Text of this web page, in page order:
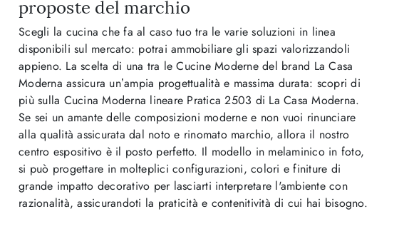
proposte del marchio
Scegli la cucina che fa al caso tuo tra le varie soluzioni in linea
disponibili sul mercato: potrai ammobiliare gli spazi valorizzandoli
appieno. La scelta di una tra le Cucine Moderne del brand La Casa
Moderna assicura un’ampia progettualità e massima durata: scopri di
più sulla Cucina Moderna lineare Pratica 2503 di La Casa Moderna.
Se sei un amante delle composizioni moderne e non vuoi rinunciare
alla qualità assicurata dal noto e rinomato marchio, allora il nostro
centro espositivo è il posto perfetto. Il modello in melaminico in foto,
si può progettare in molteplici configurazioni, colori e finiture di
grande impatto decorativo per lasciarti interpretare l'ambiente con
razionalità, assicurandoti la praticità e contenitività di cui hai bisogno.